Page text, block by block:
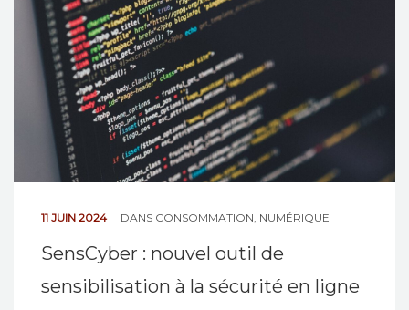
11 JUIN 2024 DANS CONSOMMATION, NUMÉRIQUE
SensCyber : nouvel outil de
sensibilisation à la sécurité en ligne